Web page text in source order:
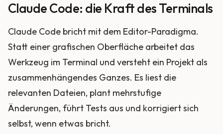
Claude Code: die Kraft des Terminals
Claude Code bricht mit dem Editor-Paradigma.
Statt einer grafischen Oberfläche arbeitet das
Werkzeug im Terminal und versteht ein Projekt als
zusammenhängendes Ganzes. Es liest die
relevanten Dateien, plant mehrstufige
Änderungen, führt Tests aus und korrigiert sich
selbst, wenn etwas bricht.